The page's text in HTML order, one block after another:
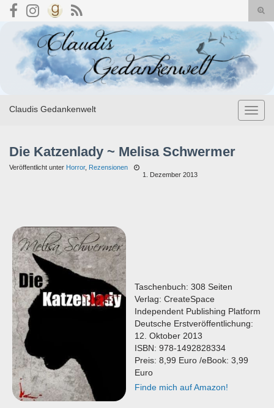
Search for:
Claudis Gedankenwelt
Die Katzenlady ~ Melisa Schwermer
Veröffentlicht unter Horror, Rezensionen
1. Dezember 2013
Taschenbuch: 308 Seiten
Verlag: CreateSpace
Independent Publishing Platform
Deutsche Erstveröffentlichung:
12. Oktober 2013
ISBN: 978-1492828334
Preis: 8,99 Euro /eBook: 3,99
Euro
Finde mich auf Amazon!